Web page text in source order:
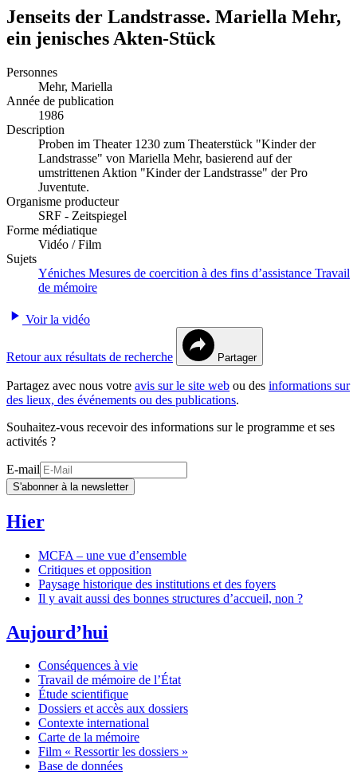
Jenseits der Landstrasse. Mariella Mehr,
ein jenisches Akten-Stück
Personnes
Mehr, Mariella
Année de publication
1986
Description
Proben im Theater 1230 zum Theaterstück "Kinder der
Landstrasse" von Mariella Mehr, basierend auf der
umstrittenen Aktion "Kinder der Landstrasse" der Pro
Juventute.
Organisme producteur
SRF - Zeitspiegel
Forme médiatique
Vidéo / Film
Sujets
Yéniches Mesures de coercition à des fins d’assistance Travail
de mémoire
Voir la vidéo
Retour aux résultats de recherche Partager
Partagez avec nous votre avis sur le site web ou des informations sur
des lieux, des événements ou des publications.
Souhaitez-vous recevoir des informations sur le programme et ses
activités ?
E-mail
S'abonner à la newsletter
Hier
MCFA – une vue d’ensemble
Critiques et opposition
Paysage historique des institutions et des foyers
Il y avait aussi des bonnes structures d’accueil, non ?
Aujourd’hui
Conséquences à vie
Travail de mémoire de l’État
Étude scientifique
Dossiers et accès aux dossiers
Contexte international
Carte de la mémoire
Film « Ressortir les dossiers »
Base de données